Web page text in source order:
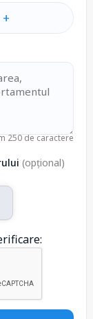
+
250 de caractere
(opțional)